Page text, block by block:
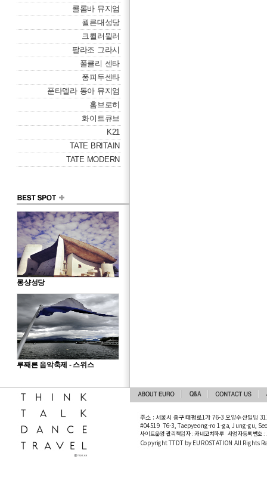
콜롬바 뮤지엄
쾰른대성당
크륄러뮐러
팔라조 그라시
폴클리 센타
퐁피두센타
푼타델라 동아 뮤지엄
홈브로히
화이트큐브
K21
TATE BRITAIN
TATE MODERN
롱샹성당
루째른 음악축제 - 스위스